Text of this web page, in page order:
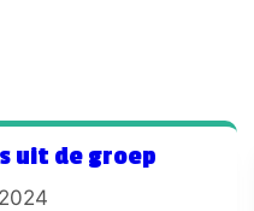
uit de groep